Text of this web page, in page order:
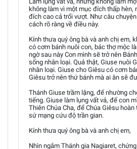
không làm vì một mục đích thấp hèn,
đích cao cả trổi vượt. Như câu
cách rõ ràng về điều này.
Kính thưa quý ông bà và anh chị em,
có cơm bánh nuôi con, bác thợ mộc
ngờ sau này Con mình sẽ trở nên
sống nhân loại. Quả thật, Giuse nuôi
nhân loại. Giuse cho Giêsu có cơm
Giêsu trở nên thứ bánh mà ai ăn sẽ
Thánh Giuse trầm lặng, để nhường
tiếng. Giuse làm lụng vất vả, để con
Thiên Chúa Cha, để Chúa Giêsu
sứ mạng cứu độ trần gian.
Kính thưa quý ông bà và anh chị em,
Nhìn ngắm Thánh gia Nagiaret,